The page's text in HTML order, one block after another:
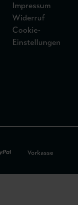
Impressum
Widerruf
Cookie-
Einstellungen